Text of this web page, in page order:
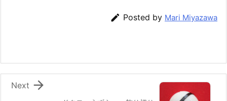
o
k
a
l
 Posted by Mari Miyazawa

Next